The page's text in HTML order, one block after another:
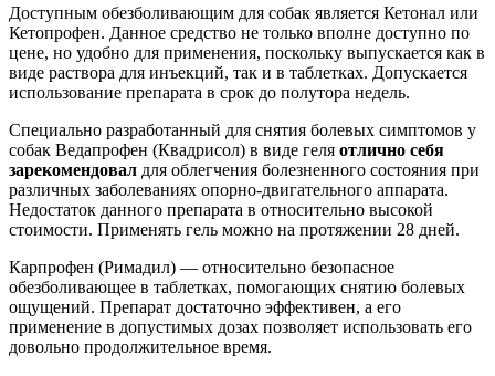
Доступным обезболивающим для собак является Кетонал или
Кетопрофен. Данное средство не только вполне доступно по
цене, но удобно для применения, поскольку выпускается как в
виде раствора для инъекций, так и в таблетках. Допускается
использование препарата в срок до полутора недель.
Специально разработанный для снятия болевых симптомов у
собак Ведапрофен (Квадрисол) в виде геля отлично себя
зарекомендовал для облегчения болезненного состояния при
различных заболеваниях опорно-двигательного аппарата.
Недостаток данного препарата в относительно высокой
стоимости. Применять гель можно на протяжении 28 дней.
Карпрофен (Римадил) — относительно безопасное
обезболивающее в таблетках, помогающих снятию болевых
ощущений. Препарат достаточно эффективен, а его
применение в допустимых дозах позволяет использовать его
довольно продолжительное время.